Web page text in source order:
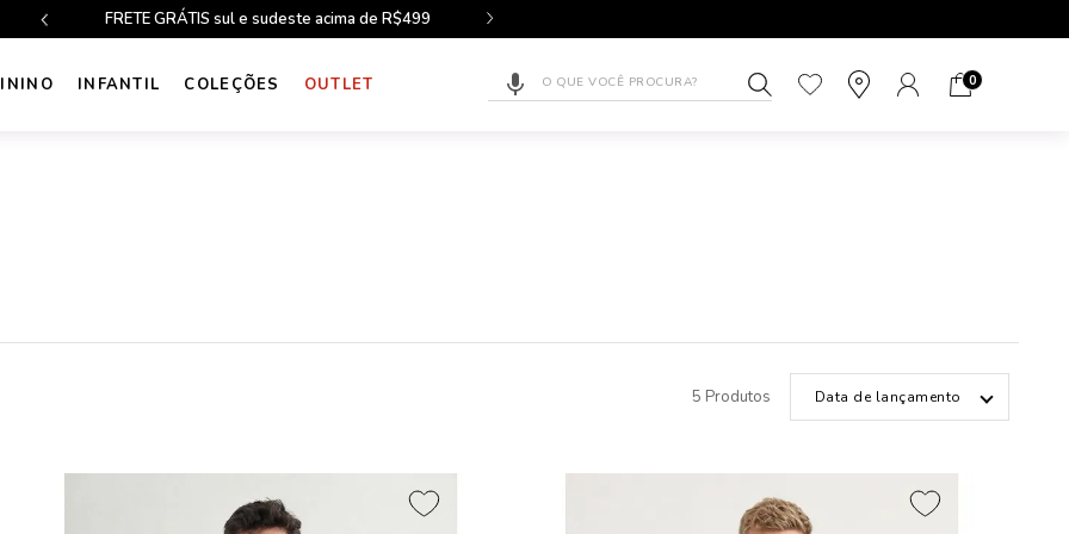
FRETE GRÁTIS sul e sudeste acima de R$499
INFANTIL COLEÇÕES OUTLET 0
5 Produtos Data de lançamento